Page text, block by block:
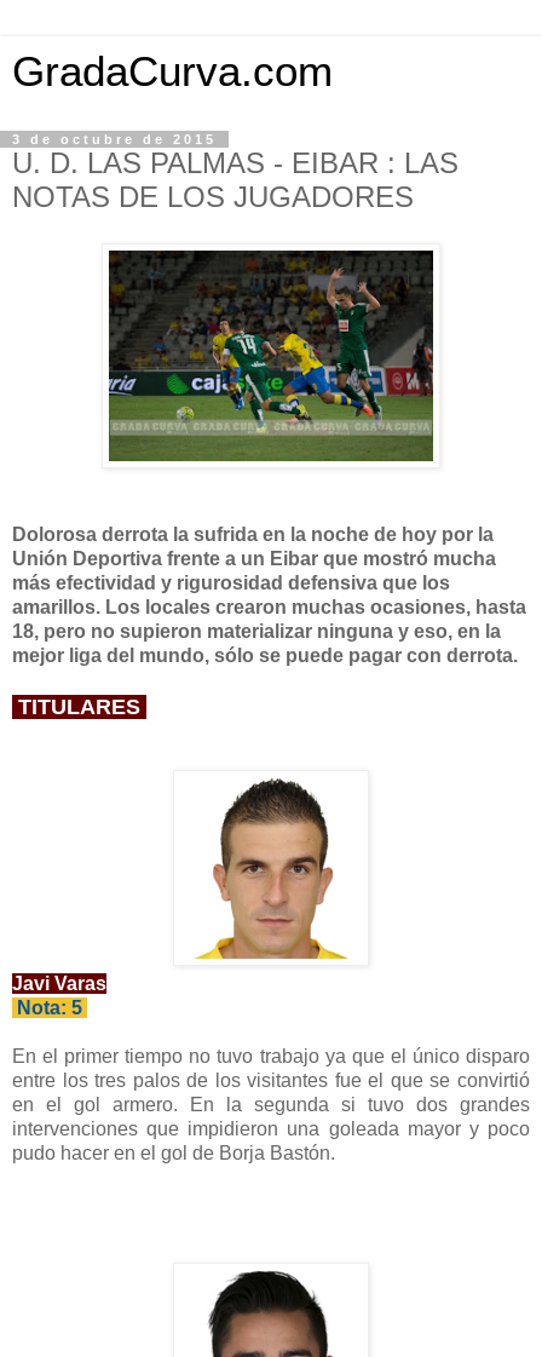
GradaCurva.com
3 de octubre de 2015
U. D. LAS PALMAS - EIBAR : LAS
NOTAS DE LOS JUGADORES
Dolorosa derrota la sufrida en la noche de hoy por la
Unión Deportiva frente a un Eibar que mostró mucha
más efectividad y rigurosidad defensiva que los
amarillos. Los locales crearon muchas ocasiones, hasta
18, pero no supieron materializar ninguna y eso, en la
mejor liga del mundo, sólo se puede pagar con derrota.
TITULARES
Javi Varas
Nota: 5
En el primer tiempo no tuvo trabajo ya que el único disparo
entre los tres palos de los visitantes fue el que se convirtió
en el gol armero. En la segunda si tuvo dos grandes
intervenciones que impidieron una goleada mayor y poco
pudo hacer en el gol de Borja Bastón.